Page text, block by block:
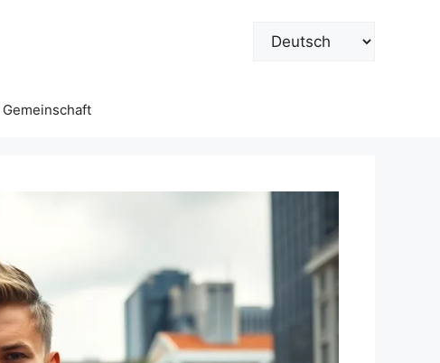
Sprache
Gemeinschaft